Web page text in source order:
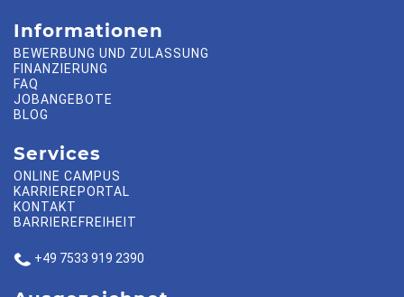
Informationen
BEWERBUNG UND ZULASSUNG
FINANZIERUNG
FAQ
JOBANGEBOTE
BLOG
Services
ONLINE CAMPUS
KARRIEREPORTAL
KONTAKT
BARRIEREFREIHEIT
+49 7533 919 2390